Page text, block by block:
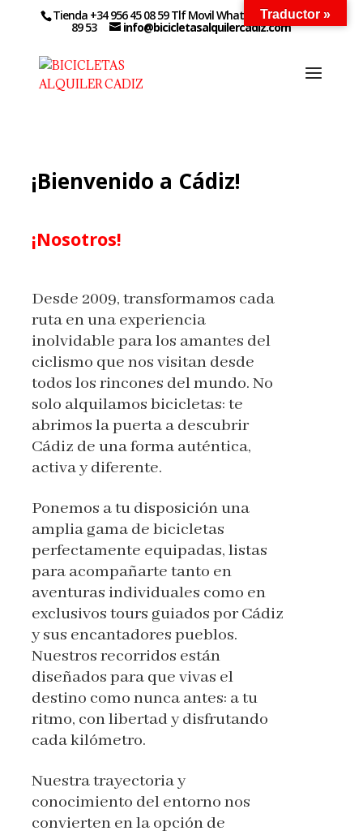
Tienda +34 956 45 08 59 Tlf Movil WhatsApp +34 627 14
89 53 info@bicicletasalquilercadiz.com
¡Bienvenido a Cádiz!
¡Nosotros!
Desde 2009, transformamos cada
ruta en una experiencia
inolvidable para los amantes del
ciclismo que nos visitan desde
todos los rincones del mundo. No
solo alquilamos bicicletas: te
abrimos la puerta a descubrir
Cádiz de una forma auténtica,
activa y diferente.
Ponemos a tu disposición una
amplia gama de bicicletas
perfectamente equipadas, listas
para acompañarte tanto en
aventuras individuales como en
exclusivos tours guiados por Cádiz
y sus encantadores pueblos.
Nuestros recorridos están
diseñados para que vivas el
destino como nunca antes: a tu
ritmo, con libertad y disfrutando
cada kilómetro.
Nuestra trayectoria y
conocimiento del entorno nos
convierten en la opción de
Traductor »